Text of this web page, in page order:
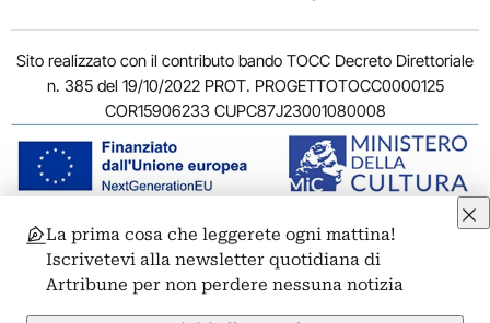
Sito realizzato con il contributo bando TOCC Decreto Direttoriale
n. 385 del 19/10/2022 PROT. PROGETTOTOCC0000125
COR15906233 CUPC87J23001080008
© 2011-2026 ARTRIBUNE srl – Corso Vittorio Emanuele II, 287 –
00186 Roma - P.I. 11381581005
Privacy: Responsabile della protezione dei dati personali
ARTRIBUNE srl – Corso Vittorio Emanuele II, 287 – 00186 Roma
La prima cosa che leggerete ogni mattina!
Iscrivetevi alla newsletter quotidiana di
Artribune per non perdere nessuna notizia